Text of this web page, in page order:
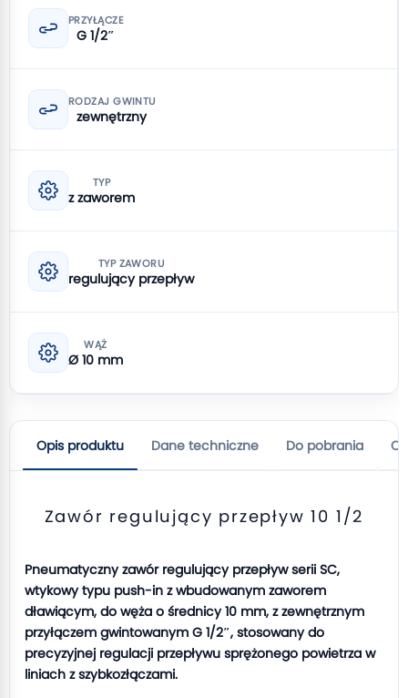
PRZYŁĄCZE
G 1/2″
RODZAJ GWINTU
zewnętrzny
TYP
z zaworem
TYP ZAWORU
regulujący przepływ
WĄŻ
Ø 10 mm
Opis produktu Dane techniczne Do pobrania
Zawór regulujący przepływ 10 1/2
Pneumatyczny zawór regulujący przepływ serii SC,
wtykowy typu push-in z wbudowanym zaworem
dławiącym, do węża o średnicy 10 mm, z zewnętrznym
przyłączem gwintowanym G 1/2″, stosowany do
precyzyjnej regulacji przepływu sprężonego powietrza w
liniach z szybkozłączami.